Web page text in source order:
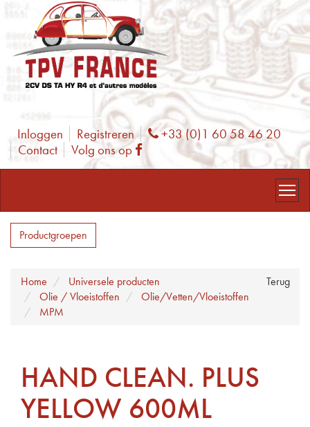
Inloggen Registreren Phone
+33 (0)1 60 58 46 20
Contact
Volg ons op Facebook
Productgroepen
Terug
Home
Universele producten
Olie / Vloeistoffen
Olie/Vetten/Vloeistoffen
MPM
HAND CLEAN. PLUS
YELLOW 600ML